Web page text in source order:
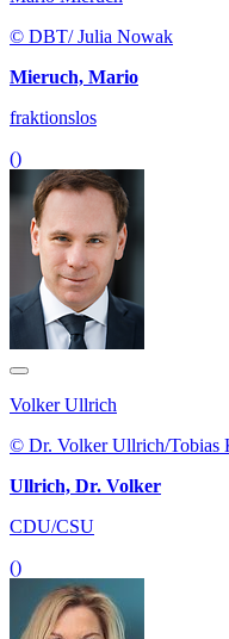
© DBT/ Julia Nowak
Mieruch, Mario
fraktionslos
()
Volker Ullrich
© Dr. Volker Ullrich/Tobias
Ullrich, Dr. Volker
CDU/CSU
()